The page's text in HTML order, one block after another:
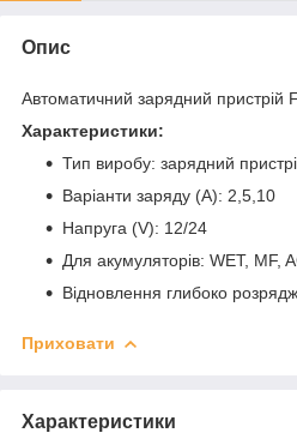
Опис
Автоматичний зарядний пристрій
Характеристики:
Тип виробу: зарядний
Варіанти заряду (А): 2,5,10
Напруга (V): 12/24
Для акумуляторів: WET, MF,
Відновлення глибоко
Приховати
Характеристики